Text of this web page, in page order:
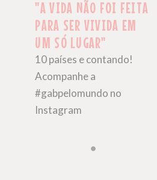
"A VIDA NÃO FOI FEITA
PARA SER VIVIDA EM
UM SÓ LUGAR"
10 países e contando!
Acompanhe a
#gabpelomundo no
Instagram